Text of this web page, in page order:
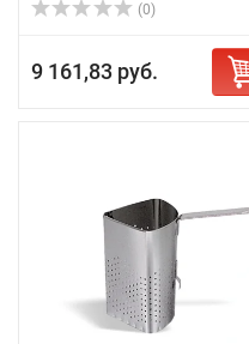
(0)
9 161,83 руб.